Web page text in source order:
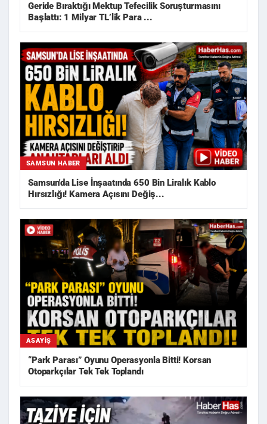
Geride Bıraktığı Mektup Tefecilik Soruşturmasını
Başlattı: 1 Milyar TL’lik Para ...
SAMSUN HABER
Samsun'da Lise İnşaatında 650 Bin Liralık Kablo
Hırsızlığı! Kamera Açısını Değiş...
ASAYIŞ
“Park Parası” Oyunu Operasyonla Bitti! Korsan
Otoparkçılar Tek Tek Toplandı